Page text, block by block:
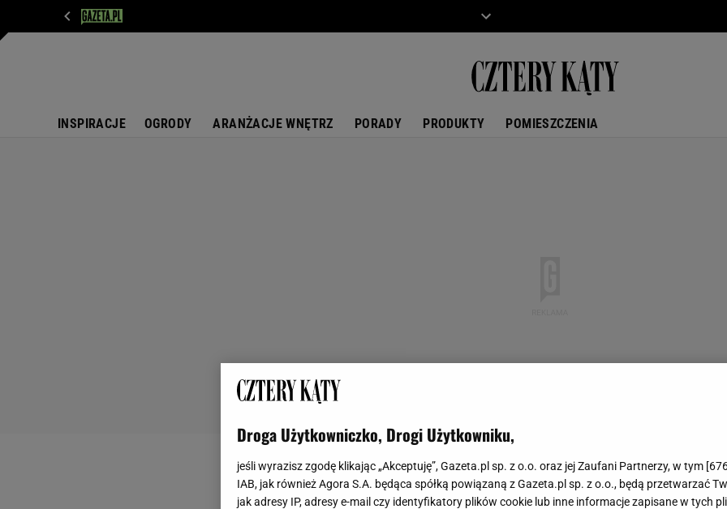
INSPIRACJE OGRODY ARANŻACJE WNĘTRZ PORADY PRODUKTY POMIESZCZENIA
Droga Użytkowniczko, Drogi Użytkowniku,
jeśli wyrazisz zgodę klikając „Akceptuję”, Gazeta.pl sp. z o.o. oraz jej Zaufani Partnerzy, w tym [
IAB, jak również Agora S.A. będąca spółką powiązaną z Gazeta.pl sp. z o.o., będą przetwarzać
jak adresy IP, adresy e-mail czy identyfikatory plików cookie lub inne informacje zapisane w tych